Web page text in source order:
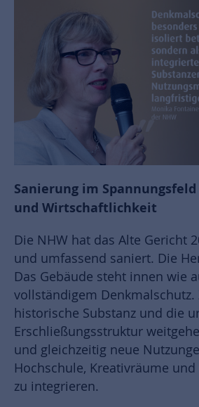
Sanierung im
und Wirtschaftlichkeit
Die NHW hat das Alte Gericht
und umfassend saniert. Die
Das Gebäude steht innen wie
vollständigem Denkmalschutz.
historische Substanz und die
Erschließungsstruktur
und gleichzeitig neue
Hochschule, Kreativräume
zu integrieren.